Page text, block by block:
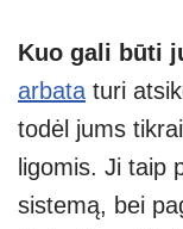
Kuo gali būti
arbata turi
todėl jums
ligomis. Ji taip
sistemą, bei